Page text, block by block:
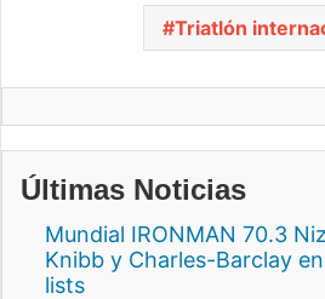
Triatlón
Últimas Noticias
Mundial IRONMAN 70.3
Knibb y Charles-Barclay
lists